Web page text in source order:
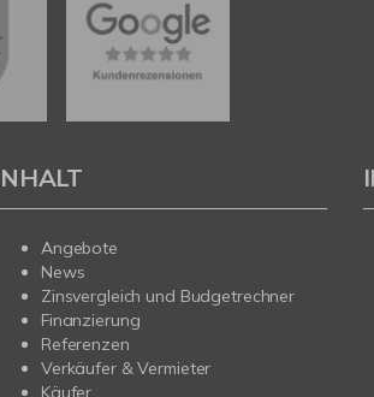
Angebote
News
Zinsvergleich und Budgetrechner
Finanzierung
Referenzen
Verkäufer & Vermieter
Käufer